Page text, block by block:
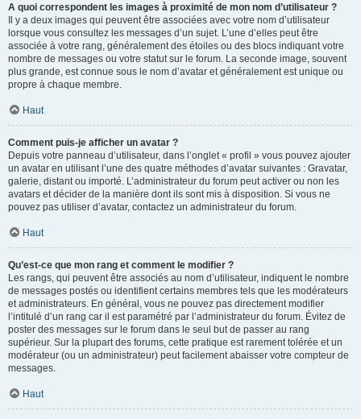
A quoi correspondent les images à proximité de mon nom d’utilisateur ?
Il y a deux images qui peuvent être associées avec votre nom d’utilisateur
lorsque vous consultez les messages d’un sujet. L’une d’elles peut être
associée à votre rang, généralement des étoiles ou des blocs indiquant votre
nombre de messages ou votre statut sur le forum. La seconde image, souvent
plus grande, est connue sous le nom d’avatar et généralement est unique ou
propre à chaque membre.
Haut
Comment puis-je afficher un avatar ?
Depuis votre panneau d’utilisateur, dans l’onglet « profil » vous pouvez ajouter
un avatar en utilisant l’une des quatre méthodes d’avatar suivantes : Gravatar,
galerie, distant ou importé. L’administrateur du forum peut activer ou non les
avatars et décider de la manière dont ils sont mis à disposition. Si vous ne
pouvez pas utiliser d’avatar, contactez un administrateur du forum.
Haut
Qu’est-ce que mon rang et comment le modifier ?
Les rangs, qui peuvent être associés au nom d’utilisateur, indiquent le nombre
de messages postés ou identifient certains membres tels que les modérateurs
et administrateurs. En général, vous ne pouvez pas directement modifier
l’intitulé d’un rang car il est paramétré par l’administrateur du forum. Évitez de
poster des messages sur le forum dans le seul but de passer au rang
supérieur. Sur la plupart des forums, cette pratique est rarement tolérée et un
modérateur (ou un administrateur) peut facilement abaisser votre compteur de
messages.
Haut